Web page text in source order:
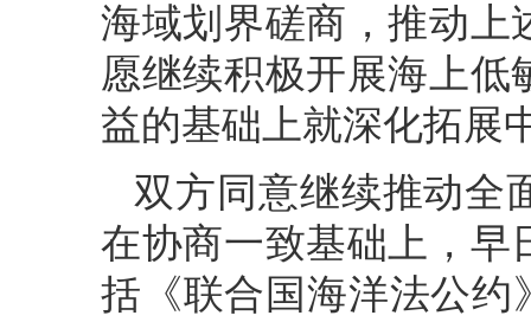
海域划界磋商，推动上
愿继续积极开展海上低
益的基础上就深化拓展
双方同意继续推动全
在协商一致基础上，早
括《联合国海洋法公约